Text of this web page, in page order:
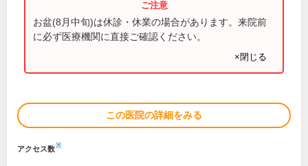
お盆(8月中旬)は休診・休業の場合があります。来院前
に必ず医療機関に直接ご確認ください。
×閉じる
この医院の詳細をみる
アクセス数※